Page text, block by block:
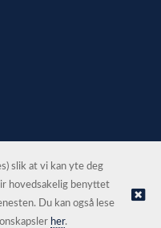
levert av Kréatif
slik at vi kan yte deg
hovedsakelig benyttet
Du kan også lese
her.